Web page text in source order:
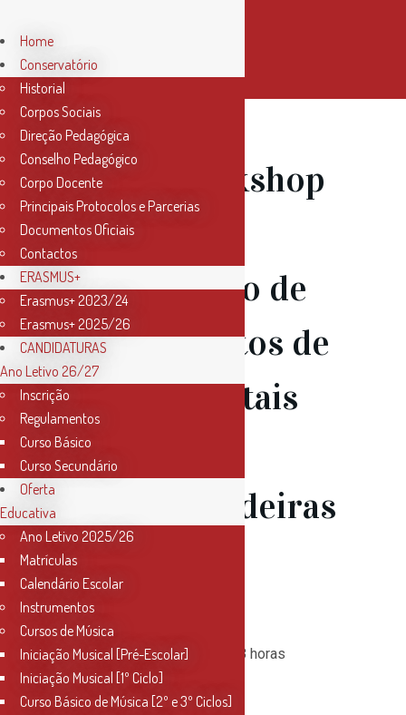
27 Jul
Workshop
Online –
Manutenção de
Instrumentos de
sopro – Metais
(27 Julho –
18h00); Madeiras
(28 Julho –
18h00)
27 e 28 de julho de 2020, 18 horas
Home
Conservatório
Historial
Corpos Sociais
Direção Pedagógica
Conselho Pedagógico
Corpo Docente
Principais Protocolos e Parcerias
Documentos Oficiais
Contactos
ERASMUS+
Erasmus+ 2023/24
Erasmus+ 2025/26
CANDIDATURAS
Ano Letivo 26/27
Inscrição
Regulamentos
Curso Básico
Curso Secundário
Oferta
Educativa
Ano Letivo 2025/26
Matrículas
Calendário Escolar
Instrumentos
Cursos de Música
Iniciação Musical [Pré-Escolar]
Iniciação Musical [1º Ciclo]
Curso Básico de Música [2º e 3º Ciclos]